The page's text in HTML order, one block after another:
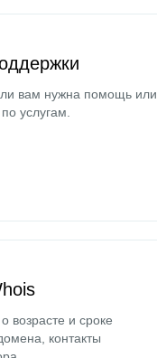
вам нужна помощь или
услугам.
возрасте и сроке
контакты